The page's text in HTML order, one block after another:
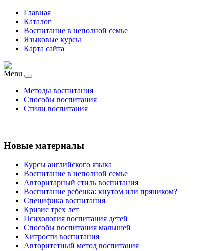
Главная
Каталог
Воспитание в неполной семье
Языковые курсы
Карта сайта
Menu
Методы воспитания
Способы воспитания
Стили воспитания
Новые материалы
Курсы английского языка
Воспитание в неполной семье
Авторитарный стиль воспитания
Воспитание ребенка: кнутом или пряником?
Специфика воспитания
Кризис трех лет
Психология воспитания детей
Способы воспитания малышей
Хитрости воспитания
Авторитетный метод воспитания